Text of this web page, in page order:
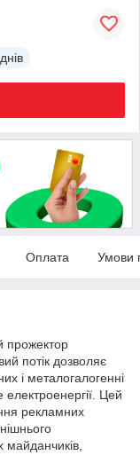
Оплата Умови
прожектор
потік дозволяє
і металогалогенні
Цей
рекламних
майданчиків,